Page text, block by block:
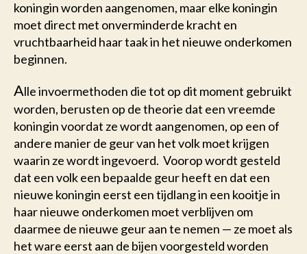
koningin worden aangenomen, maar elke koningin
moet direct met onverminderde kracht en
vruchtbaarheid haar taak in het nieuwe onderkomen
beginnen.
Alle invoermethoden die tot op dit moment gebruikt
worden, berusten op de theorie dat een vreemde
koningin voordat ze wordt aangenomen, op een of
andere manier de geur van het volk moet krijgen
waarin ze wordt ingevoerd. Voorop wordt gesteld
dat een volk een bepaalde geur heeft en dat een
nieuwe koningin eerst een tijdlang in een kooitje in
haar nieuwe onderkomen moet verblijven om
daarmee de nieuwe geur aan te nemen — ze moet als
het ware eerst aan de bijen voorgesteld worden